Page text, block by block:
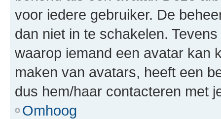
voor iedere gebruiker. De
dan niet in te schakelen.
waarop iemand een avatar kan
maken van avatars, heeft een
dus hem/haar contacteren met
Omhoog